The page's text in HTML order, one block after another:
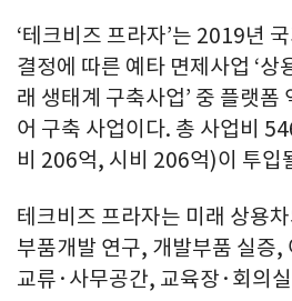
‘테크비즈 프라자’는 2019년
결정에 따른 예타 면제사업 ‘상
래 생태계 구축사업’ 중 플랫폼
어 구축 사업이다. 총 사업비
비 206억, 시비 206억)이 투입
테크비즈 프라자는 미래 상용
부품개발 연구, 개발부품 실증,
교류·사무공간, 교육장·회의